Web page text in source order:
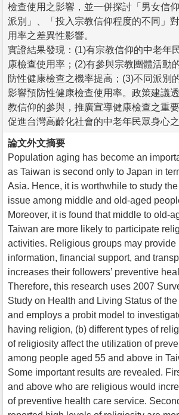
檢查使用之影響，並一併探討「男女信
派別」、「投入宗教信仰程度的不同」
用率之差異性影響。
實證結果發現：(1)有宗教信仰的中老年
康檢查使用率；(2)有參與宗教團體活動
防性健康檢查之機率提高；(3)不同派別
影響預防性健康檢查使用率。政策建議
教信仰的參與，推廣宣導健康檢查之重
促進台灣高齡化社會的中老年民眾身心之
論文外文摘要
Population aging has become an
as Taiwan is second only to Japan in
Asia. Hence, it is worthwhile to study
issue among middle and old-aged
Moreover, it is found that middle to old-
Taiwan are more likely to participate
activities. Religious groups may provide
information, financial support, and
increases their followers’ preventive
Therefore, this research uses 2007
Study on Health and Living Status of
and employs a probit model to
having religion, (b) different types of
of religiosity affect the utilization of
among people aged 55 and above in
Some important results are revealed.
and above who are religious would
of preventive health care service.